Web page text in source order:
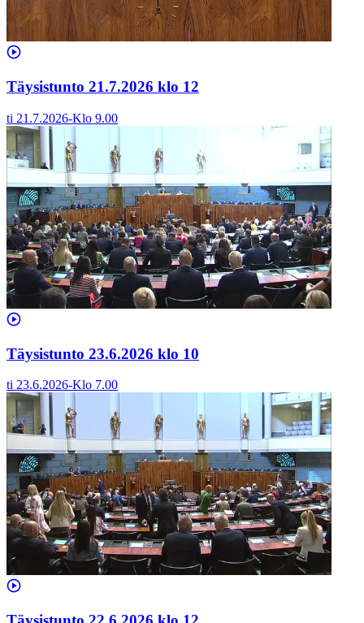
Täysistunto 21.7.2026 klo 12
ti 21.7.2026-Klo 9.00
Täysistunto 23.6.2026 klo 10
ti 23.6.2026-Klo 7.00